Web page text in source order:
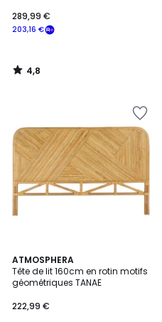
203,16 €
289,99 €
4,8
/
ATMOSPHERA
Tête de lit 160cm en rotin motifs
géométriques TANAE
222,99 €